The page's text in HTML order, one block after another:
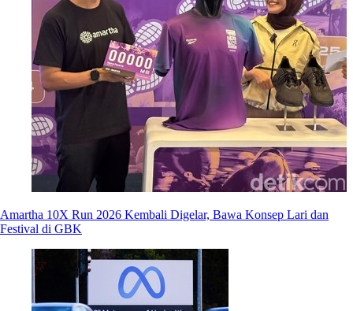
Amartha 10X Run 2026 Kembali Digelar, Bawa Konsep Lari dan
Festival di GBK